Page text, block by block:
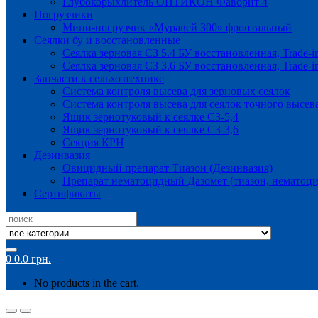
Погрузчики
Мини-погрузчик «Муравей 300» фронтальный
Сеялки бу и восстановленные
Сеялка зерновая СЗ 5.4 БУ восстановленная, Trade-
Сеялка зерновая СЗ 3.6 БУ восстановленная, Trade-
Запчасти к сельхозтехнике
Система контроля высева для зерновых сеялок
Система контроля высева для сеялок точного
Ящик зернотуковый к сеялке СЗ-5,4
Ящик зернотуковый к сеялке СЗ-3,6
Секция КРН
Дезинвазия
Овицидный препарат Тиазон (Дезинвазия)
Препарат нематоцидный Дазомет (тиазон,
Сертификаты
Search
for:
0 0.0 грн.
No products in the cart.